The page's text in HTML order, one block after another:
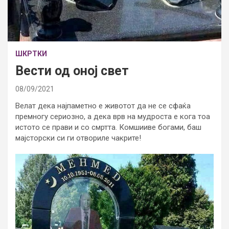
ШКРТКИ
Вести од оној свет
08/09/2021
Велат дека најпаметно е животот да не се сфаќа
премногу сериозно, а дека врв на мудроста е кога тоа
истото се прави и со смртта. Комшииве богами, баш
мајсторски си ги отвориле чакрите!